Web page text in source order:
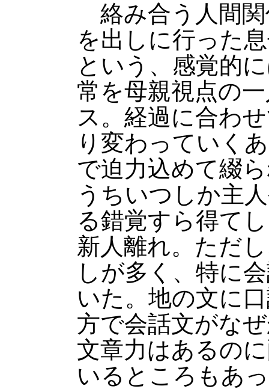
絡み合う人間関
を出しに行った
という、感覚的
常を母親視点の
ス。経過に合わ
り変わっていく
で迫力込めて綴
うちいつしか主
る錯覚すら得て
新人離れ。ただ
しが多く、特に
いた。地の文に
方で会話文がな
文章力はあるの
いるところもあ